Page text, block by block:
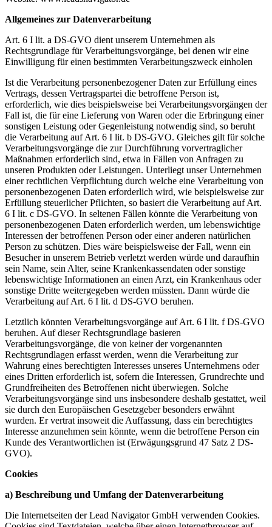
Allgemeines zur Datenverarbeitung
Art. 6 I lit. a DS-GVO dient unserem Unternehmen als
Rechtsgrundlage für Verarbeitungsvorgänge, bei denen wir eine
Einwilligung für einen bestimmten Verarbeitungszweck einholen
Ist die Verarbeitung personenbezogener Daten zur Erfüllung eines
Vertrags, dessen Vertragspartei die betroffene Person ist,
erforderlich, wie dies beispielsweise bei Verarbeitungsvorgängen der
Fall ist, die für eine Lieferung von Waren oder die Erbringung einer
sonstigen Leistung oder Gegenleistung notwendig sind, so beruht
die Verarbeitung auf Art. 6 I lit. b DS-GVO. Gleiches gilt für solche
Verarbeitungsvorgänge die zur Durchführung vorvertraglicher
Maßnahmen erforderlich sind, etwa in Fällen von Anfragen zu
unseren Produkten oder Leistungen. Unterliegt unser Unternehmen
einer rechtlichen Verpflichtung durch welche eine Verarbeitung von
personenbezogenen Daten erforderlich wird, wie beispielsweise zur
Erfüllung steuerlicher Pflichten, so basiert die Verarbeitung auf Art.
6 I lit. c DS-GVO. In seltenen Fällen könnte die Verarbeitung von
personenbezogenen Daten erforderlich werden, um lebenswichtige
Interessen der betroffenen Person oder einer anderen natürlichen
Person zu schützen. Dies wäre beispielsweise der Fall, wenn ein
Besucher in unserem Betrieb verletzt werden würde und daraufhin
sein Name, sein Alter, seine Krankenkassendaten oder sonstige
lebenswichtige Informationen an einen Arzt, ein Krankenhaus oder
sonstige Dritte weitergegeben werden müssten. Dann würde die
Verarbeitung auf Art. 6 I lit. d DS-GVO beruhen.
Letztlich könnten Verarbeitungsvorgänge auf Art. 6 I lit. f DS-GVO
beruhen. Auf dieser Rechtsgrundlage basieren
Verarbeitungsvorgänge, die von keiner der vorgenannten
Rechtsgrundlagen erfasst werden, wenn die Verarbeitung zur
Wahrung eines berechtigten Interesses unseres Unternehmens oder
eines Dritten erforderlich ist, sofern die Interessen, Grundrechte und
Grundfreiheiten des Betroffenen nicht überwiegen. Solche
Verarbeitungsvorgänge sind uns insbesondere deshalb gestattet, weil
sie durch den Europäischen Gesetzgeber besonders erwähnt
wurden. Er vertrat insoweit die Auffassung, dass ein berechtigtes
Interesse anzunehmen sein könnte, wenn die betroffene Person ein
Kunde des Verantwortlichen ist (Erwägungsgrund 47 Satz 2 DS-
GVO).
Cookies
a) Beschreibung und Umfang der Datenverarbeitung
Die Internetseiten der Lead Navigator GmbH verwenden Cookies.